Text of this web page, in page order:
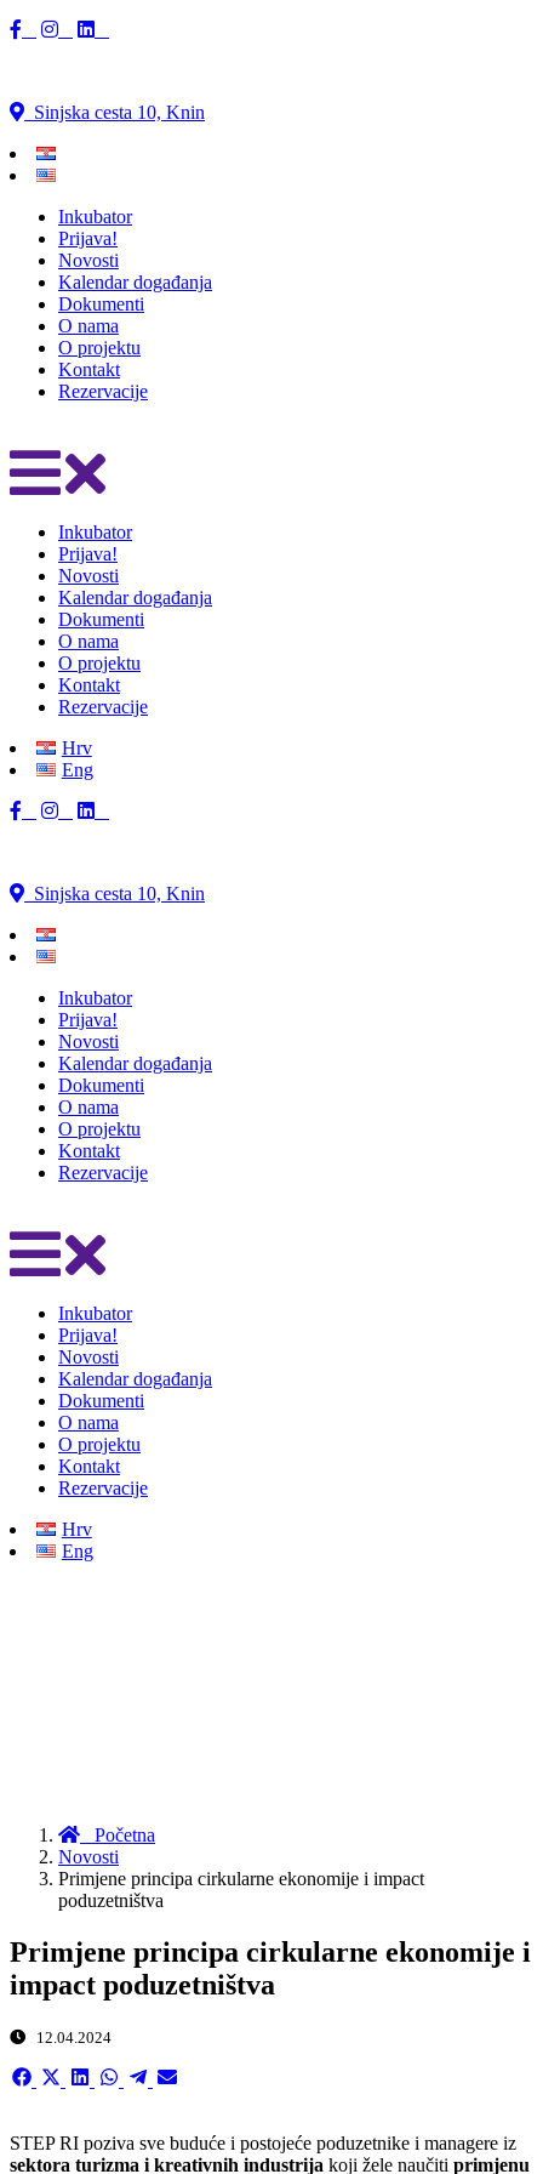
Sinjska cesta 10, Knin
Inkubator
Prijava!
Novosti
Kalendar događanja
Dokumenti
O nama
O projektu
Kontakt
Rezervacije
Inkubator
Prijava!
Novosti
Kalendar događanja
Dokumenti
O nama
O projektu
Kontakt
Rezervacije
Hrv
Eng
Sinjska cesta 10, Knin
Inkubator
Prijava!
Novosti
Kalendar događanja
Dokumenti
O nama
O projektu
Kontakt
Rezervacije
Inkubator
Prijava!
Novosti
Kalendar događanja
Dokumenti
O nama
O projektu
Kontakt
Rezervacije
Hrv
Eng
Početna
Novosti
Primjene principa cirkularne ekonomije i impact
poduzetništva
Primjene principa cirkularne ekonomije i
impact poduzetništva
12.04.2024
ShareShare
(Twitter)
ShareShareShareShare
STEP RI poziva sve buduće i postojeće poduzetnike i managere iz
sektora turizma i kreativnih industrija koji žele naučiti primjenu